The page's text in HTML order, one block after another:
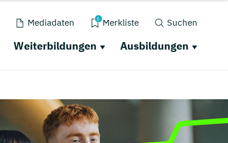
Mediadaten 0 Merkliste Suchen
Weiterbildungen Ausbildungen